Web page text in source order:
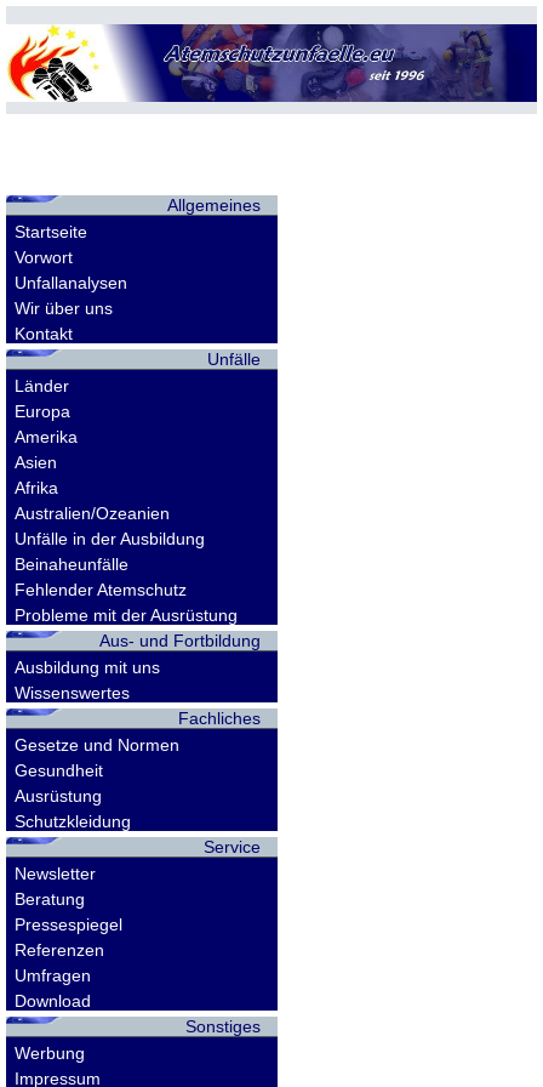
Allgemeines
Startseite
Vorwort
Unfallanalysen
Wir über uns
Kontakt
Unfälle
Länder
Europa
Amerika
Asien
Afrika
Australien/Ozeanien
Unfälle in der Ausbildung
Beinaheunfälle
Fehlender Atemschutz
Probleme mit der Ausrüstung
Aus- und Fortbildung
Ausbildung mit uns
Wissenswertes
Fachliches
Gesetze und Normen
Gesundheit
Ausrüstung
Schutzkleidung
Service
Newsletter
Beratung
Pressespiegel
Referenzen
Umfragen
Download
Sonstiges
Werbung
Impressum